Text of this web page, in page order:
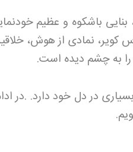
بنایی باشکوه و عظیم
کویر، نمادی از هوش،
را به چشم دیده است.
در دل خود دارد.
.در